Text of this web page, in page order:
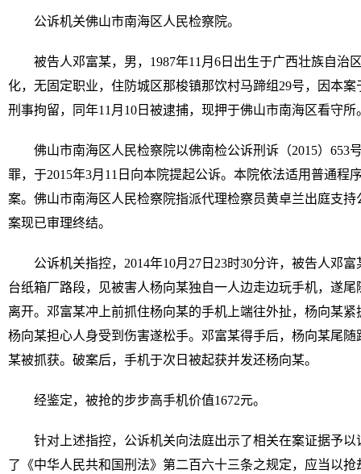
公诉机关佛山市南海区人民检察院。
被告人邓富某，男，1987年11月6日出生于广西壮族自治
化，无固定职业，住防城区那梭镇那饮村马蹄组29号，因本案
刑事拘留，同年11月10日被逮捕，现押于佛山市南海区看守所
佛山市南海区人民检察院以佛南检公诉刑诉（2015）653
罪，于2015年3月11日向本院提起公诉。本院依法适用普通程
案。佛山市南海区人民检察院指派代理检察员黄卓兰出庭支
案现已审理终结。
公诉机关指控，2014年10月27日23时30分许，被告人邓
台纸箱厂路段，见被害人杨向某独自一人边走边玩手机，遂
离开。邓富某冲上前抓住杨向某的手机上端往外扯，杨向某
杨向某担心人身受到伤害遂松手。邓富某得手后，杨向某尾
某被抓获。破案后，手机于次日被起获并发还杨向某。
经鉴定，被抢的步步高手机价值1672元。
针对上述指控，公诉机关向法庭出示了相关在案证据予
了《中华人民共和国刑法》第二百六十三条之规定，应当以